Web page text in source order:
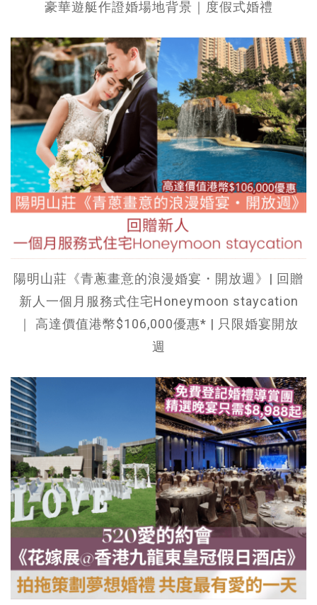
豪華遊艇作證婚場地背景｜度假式婚禮
陽明山莊《青蔥畫意的浪漫婚宴・開放週》| 回贈
新人一個月服務式住宅Honeymoon staycation
｜ 高達價值港幣$106,000優惠* | 只限婚宴開放
週